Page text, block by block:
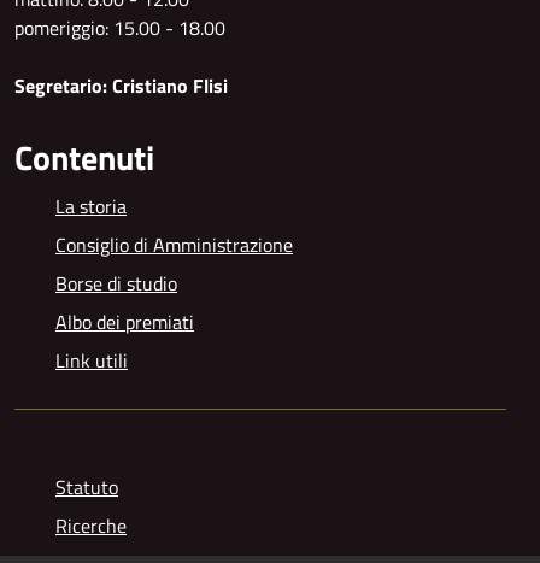
pomeriggio: 15.00 - 18.00
Segretario: Cristiano Flisi
Contenuti
La storia
Consiglio di Amministrazione
Borse di studio
Albo dei premiati
Link utili
Statuto
Ricerche